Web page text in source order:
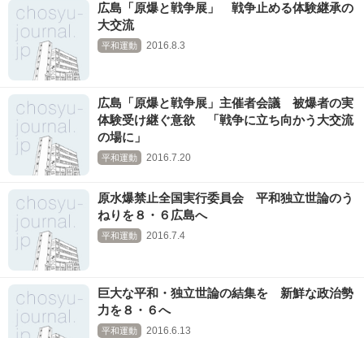
広島「原爆と戦争展」 戦争止める体験継承の
大交流
平和運動 2016.8.3
広島「原爆と戦争展」主催者会議 被爆者の実
体験受け継ぐ意欲 「戦争に立ち向かう大交流
の場に」
平和運動 2016.7.20
原水爆禁止全国実行委員会 平和独立世論のう
ねりを８・６広島へ
平和運動 2016.7.4
巨大な平和・独立世論の結集を 新鮮な政治勢
力を８・６へ
平和運動 2016.6.13